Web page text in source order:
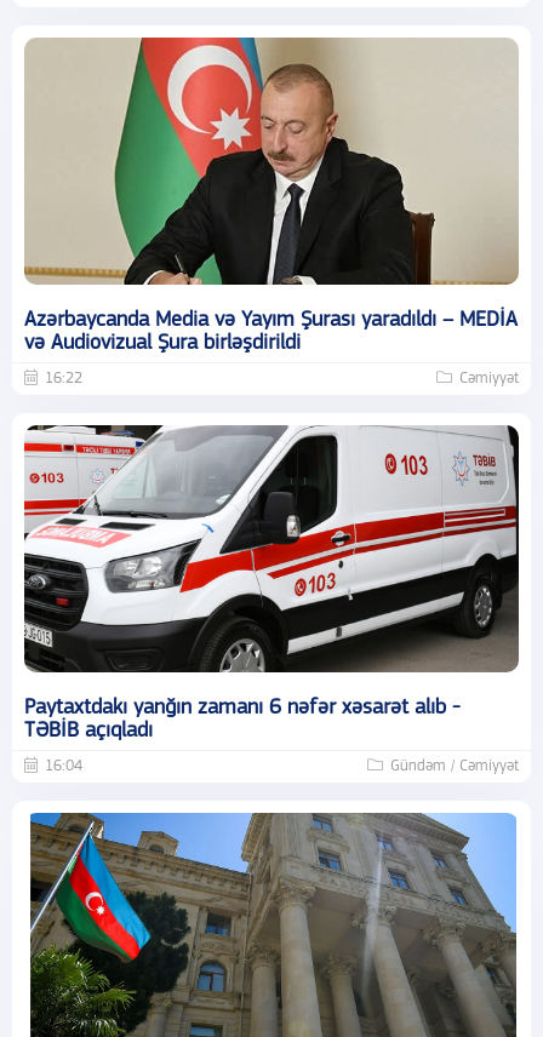
Azərbaycanda Media və Yayım Şurası yaradıldı – MEDİA
və Audiovizual Şura birləşdirildi
16:22 Cəmiyyət
Paytaxtdakı yanğın zamanı 6 nəfər xəsarət alıb -
TƏBİB açıqladı
16:04 Gündəm / Cəmiyyət